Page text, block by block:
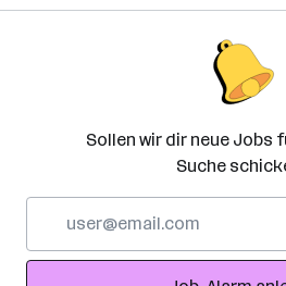
Sollen wir dir neue Jobs
Suche
Adresse